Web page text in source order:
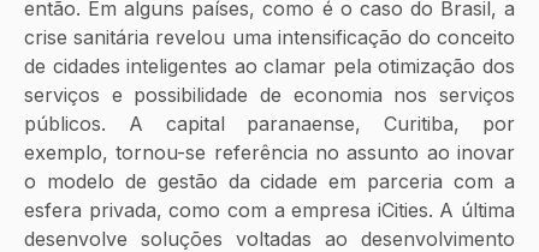
então. Em alguns países, como é o caso do Brasil, a
crise sanitária revelou uma intensificação do conceito
de cidades inteligentes ao clamar pela otimização dos
serviços e possibilidade de economia nos serviços
públicos. A capital paranaense, Curitiba, por
exemplo, tornou-se referência no assunto ao inovar
o modelo de gestão da cidade em parceria com a
esfera privada, como com a empresa iCities. A última
desenvolve soluções voltadas ao desenvolvimento